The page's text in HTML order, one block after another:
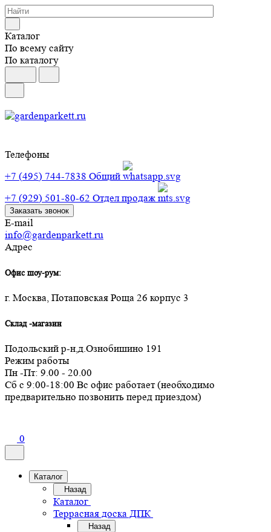
Каталог
По всему сайту
По каталогу
Телефоны
+7 (495) 744-7838 Общий
+7 (929) 501-80-62 Отдел продаж
Заказать звонок
E-mail
info@gardenparkett.ru
Адрес
Офис шоу-рум:
г. Москва, Потаповская Роща 26 корпус 3
Склад -магазин
Подольский р-н,д.Ознобишино 191
Режим работы
Пн -Пт: 9.00 - 20.00
Сб с 9:00-18:00 Вс офис работает (необходимо
предварительно позвонить перед приездом)
0
Каталог
Назад
Каталог
Террасная доска ДПК
Назад